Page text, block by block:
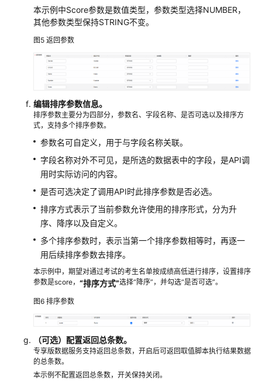
与
专
享
数
据
服
务
的
对
比
发
数
据
服
API
调
用
数
服
务
API
管
本示例中Score参数是数值类型，参数类型选择NUMBER，
其他参数类型保持STRING不变。
图5 返回参数
编辑排序参数信息。
排序参数主要分为四部分，参数名、字段名称、是否可选以及排序方
式，支持多个排序参数。
参数名可自定义，用于与字段名称关联。
字段名称对外不可见，是所选的数据表中的字段，是API调
用时实际访问的内容。
是否可选决定了调用API时此排序参数是否必选。
排序方式表示了当前参数允许使用的排序形式，分为升
序、降序以及自定义。
多个排序参数时，表示当第一个排序参数相等时，再逐一
用后续排序参数去排序。
本示例中，期望对通过考试的考生名单按成绩高低进行排序，设置排序
参数是score， “排序方式”选择“降序”，并勾选“是否可选”。
图6 排序参数
（可选）配置返回总条数。
专享版数据服务支持返回总条数，开启后可返回取值脚本执行结果数据
的总条数。
本示例不配置返回总条数，开关保持关闭。